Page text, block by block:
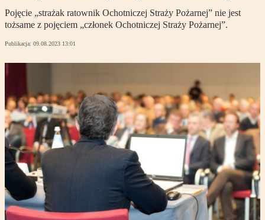
Pojęcie „strażak ratownik Ochotniczej Straży Pożarnej” nie jest
tożsame z pojęciem „członek Ochotniczej Straży Pożarnej”.
Publikacja: 09.08.2023 13:01